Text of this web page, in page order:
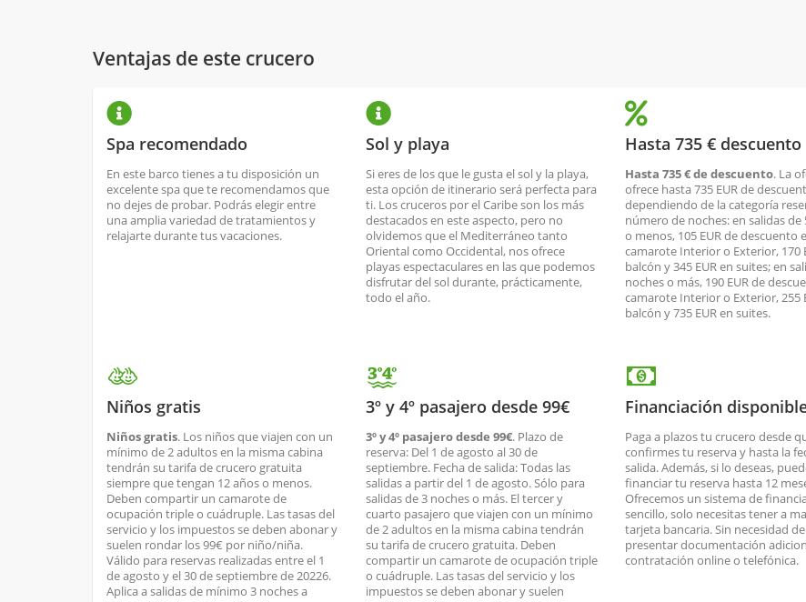
Ventajas de este crucero
Spa recomendado
En este barco tienes a tu disposición un
excelente spa que te recomendamos que
no dejes de probar. Podrás elegir entre
una amplia variedad de tratamientos y
relajarte durante tus vacaciones.
Sol y playa
Si eres de los que le gusta el sol y la playa,
esta opción de itinerario será perfecta para
ti. Los cruceros por el Caribe son los más
destacados en este aspecto, pero no
olvidemos que el Mediterráneo tanto
Oriental como Occidental, nos ofrece
playas espectaculares en las que podemos
disfrutar del sol durante, prácticamente,
todo el año.
Hasta 735 € descuento
Hasta 735 € de descuento. La
ofrece hasta 735 EUR de
dependiendo de la categoría
número de noches: en salidas de
o menos, 105 EUR de descuento
camarote Interior o Exterior, 170
balcón y 345 EUR en suites; en
noches o más, 190 EUR de
camarote Interior o Exterior, 255
balcón y 735 EUR en suites.
Niños gratis
Niños gratis. Los niños que viajen con un
mínimo de 2 adultos en la misma cabina
tendrán su tarifa de crucero gratuita
siempre que tengan 12 años o menos.
Deben compartir un camarote de
ocupación triple o cuádruple. Las tasas del
servicio y los impuestos se deben abonar y
suelen rondar los 99€ por niño/niña.
Válido para reservas realizadas entre el 1
de agosto y el 30 de septiembre de 20226.
Aplica a salidas de mínimo 3 noches a
3º y 4º pasajero desde 99€
3º y 4º pasajero desde 99€. Plazo de
reserva: Del 1 de agosto al 30 de
septiembre. Fecha de salida: Todas las
salidas a partir del 1 de agosto. Sólo para
salidas de 3 noches o más. El tercer y
cuarto pasajero que viajen con un mínimo
de 2 adultos en la misma cabina tendrán
su tarifa de crucero gratuita. Deben
compartir un camarote de ocupación triple
o cuádruple. Las tasas del servicio y los
impuestos se deben abonar y suelen
Financiación
Paga a plazos tu crucero desde
confirmes tu reserva y hasta la
salida. Además, si lo deseas,
financiar tu reserva hasta 12
Ofrecemos un sistema de
sencillo, solo necesitas tener a
tarjeta bancaria. Sin necesidad de
presentar documentación
contratación online o telefónica.